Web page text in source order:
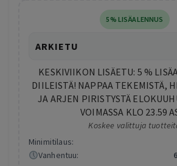
5% LISÄALENNUS
ARKIETU
KESKIVIIKON LISÄETU: 5 %
DIILEISTÄ! NAPPAA TEKEMISTÄ,
JA ARJEN PIRISTYSTÄ
VOIMASSA KLO 23.59
Koskee valittuja
Minimitilaus:
Vanhentuu: